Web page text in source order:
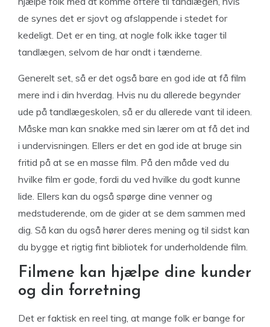
de synes det er sjovt og afslappende i stedet for
kedeligt. Det er en ting, at nogle folk ikke tager til
tandlægen, selvom de har ondt i tænderne.
Generelt set, så er det også bare en god ide at få film
mere ind i din hverdag. Hvis nu du allerede begynder
ude på tandlægeskolen, så er du allerede vant til ideen.
Måske man kan snakke med sin lærer om at få det ind
i undervisningen. Ellers er det en god ide at bruge sin
fritid på at se en masse film. På den måde ved du
hvilke film er gode, fordi du ved hvilke du godt kunne
lide. Ellers kan du også spørge dine venner og
medstuderende, om de gider at se dem sammen med
dig. Så kan du også hører deres mening og til sidst kan
du bygge et rigtig fint bibliotek for underholdende film.
Filmene kan hjælpe dine kunder
og din forretning
Det er faktisk en reel ting, at mange folk er bange for